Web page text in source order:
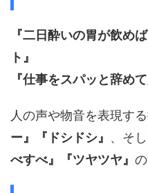
『二日酔いの胃が飲め
ト』
『仕事をスパッと辞め
人の声や物音を表現する
ー』『ドシドシ』 、そ
べすべ』『ツヤツヤ』